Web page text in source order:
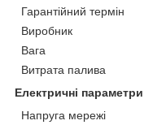
Гарантійний термін
Виробник
Вага
Витрата палива
Електричні параметри
Напруга мережі